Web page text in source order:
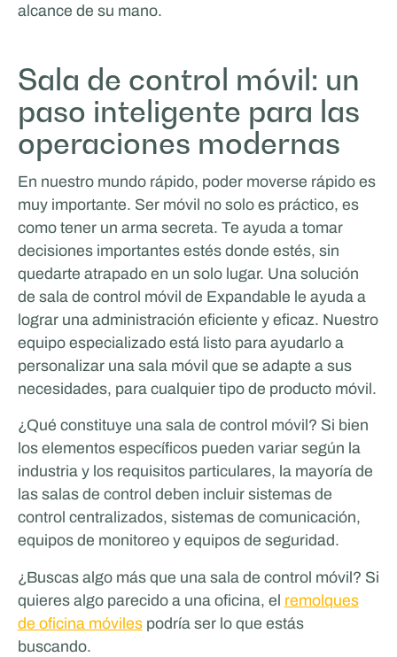
Odoo
alcance de su mano.
Sala de control móvil: un
paso inteligente para las
operaciones modernas
En nuestro mundo rápido, poder moverse rápido es
muy importante. Ser móvil no solo es práctico, es
como tener un arma secreta. Te ayuda a tomar
decisiones importantes estés donde estés, sin
quedarte atrapado en un solo lugar. Una solución
de sala de control móvil de Expandable le ayuda a
lograr una administración eficiente y eficaz. Nuestro
equipo especializado está listo para ayudarlo a
personalizar una sala móvil que se adapte a sus
necesidades, para cualquier tipo de producto móvil.
¿Qué constituye una sala de control móvil? Si bien
los elementos específicos pueden variar según la
industria y los requisitos particulares, la mayoría de
las salas de control deben incluir sistemas de
control centralizados, sistemas de comunicación,
equipos de monitoreo y equipos de seguridad.
¿Buscas algo más que una sala de control móvil? Si
quieres algo parecido a una oficina, el remolques
de oficina móvilespodría ser lo que estás
buscando.